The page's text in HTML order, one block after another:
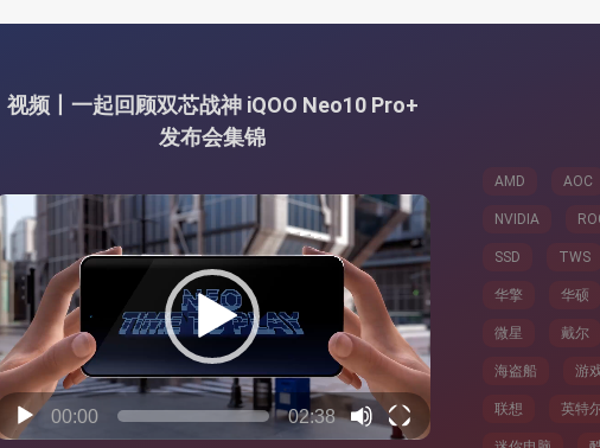
视频丨一起回顾双芯战神 iQOO Neo10 Pro+
发布会集锦
播
00:00 02:38
AMD AOC
NVIDIA
SSD TWS
华擎 华硕
微星 戴尔
海盗船 游
联想 英特